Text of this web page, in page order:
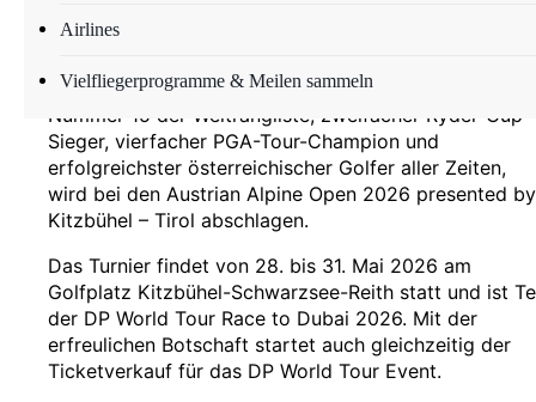
Airlines
Vielfliegerprogramme & Meilen sammeln
ultimatives Highlight: Sepp Straka, die aktuelle
Nummer 15 der Weltrangliste, zweifacher Ryder-Cup-
Sieger, vierfacher PGA-Tour-Champion und
erfolgreichster österreichischer Golfer aller Zeiten,
wird bei den Austrian Alpine Open 2026 presented by
Kitzbühel – Tirol abschlagen.
Das Turnier findet von 28. bis 31. Mai 2026 am
Golfplatz Kitzbühel-Schwarzsee-Reith statt und ist
der DP World Tour Race to Dubai 2026. Mit der
erfreulichen Botschaft startet auch gleichzeitig der
Ticketverkauf für das DP World Tour Event.